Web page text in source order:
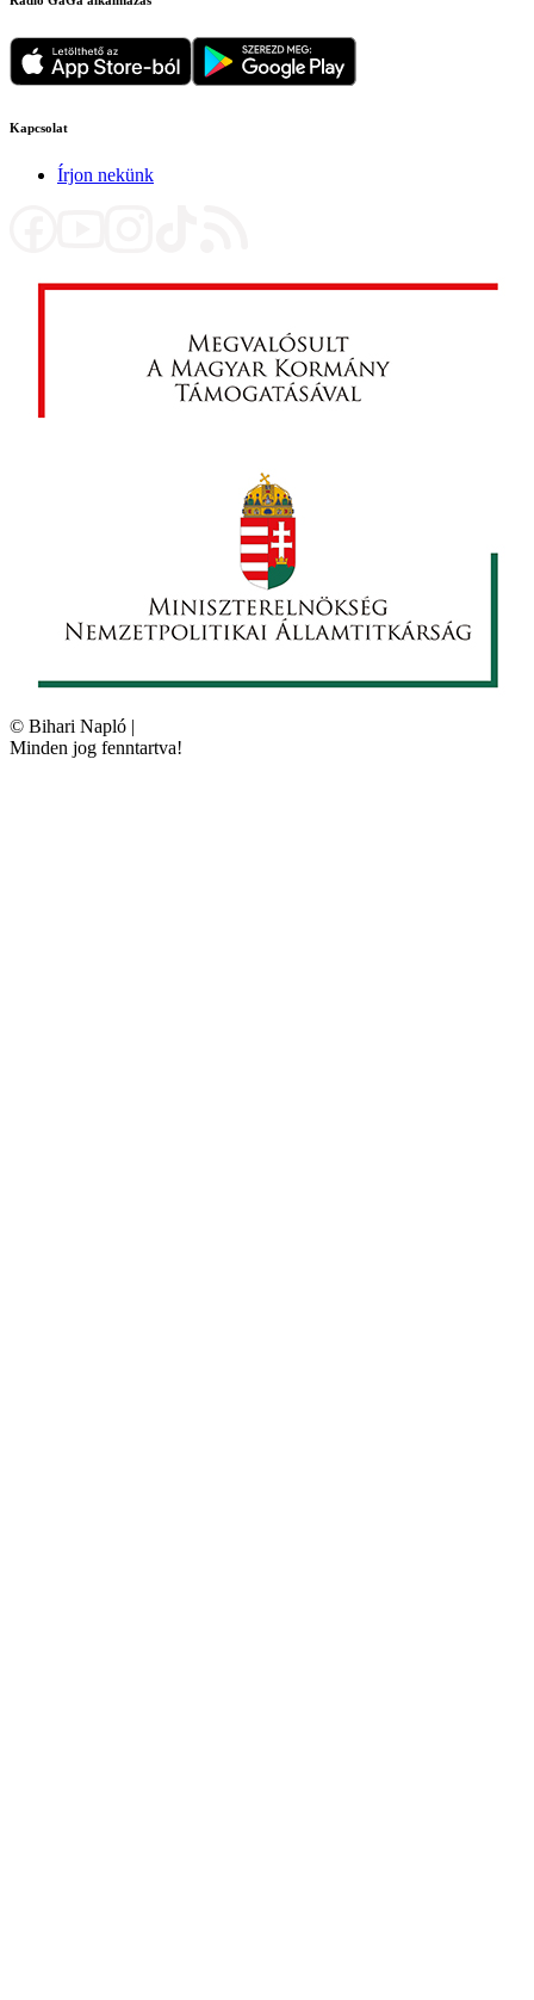
Kapcsolat
Írjon nekünk
© Bihari Napló |
Minden jog fenntartva!